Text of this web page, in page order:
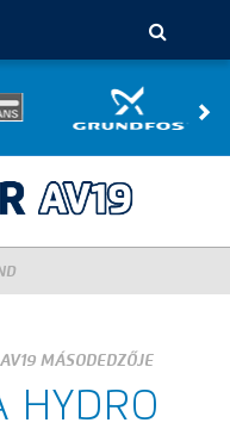
MÁSODEDZŐJE
HYDRO